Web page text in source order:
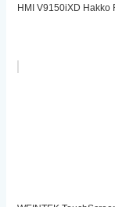
HMI V9150iXD Hakko